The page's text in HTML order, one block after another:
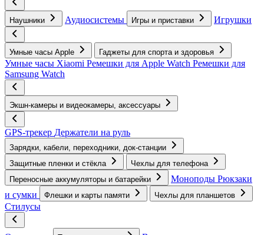
Наушники Аудиосистемы Игры и приставки Игрушки
Умные часы Apple Гаджеты для спорта и здоровья
Умные часы Xiaomi Ремешки для Apple Watch Ремешки для
Samsung Watch
Экшн-камеры и видеокамеры, аксессуары
GPS-трекер Держатели на руль
Зарядки, кабели, переходники, док-станции
Защитные пленки и стёкла
Чехлы для телефона
Переносные аккумуляторы и батарейки
Моноподы Рюкзаки
и сумки
Флешки и карты памяти Чехлы для планшетов
Стилусы